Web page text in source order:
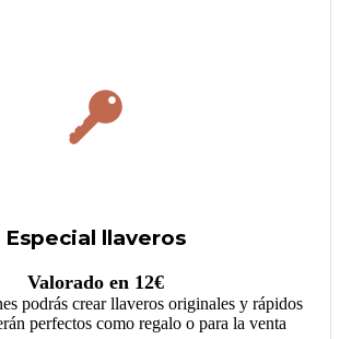
Especial llaveros
Valorado en 12€
podrás crear llaveros originales y rápidos
perfectos como regalo o para la venta